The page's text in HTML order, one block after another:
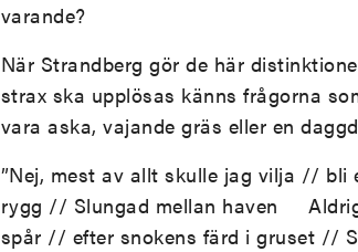
varande?
När Strandberg gör de här
strax ska upplösas känns frågorna
vara aska, vajande gräs eller en
”Nej, mest av allt skulle jag vilja // bli
rygg // Slungad mellan haven
spår // efter snokens färd i gruset //